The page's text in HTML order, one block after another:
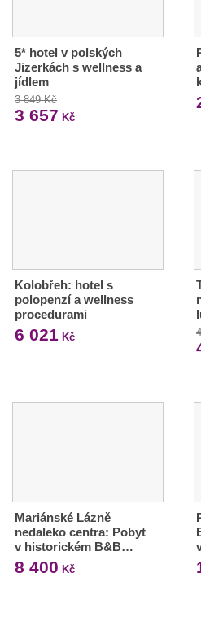
5* hotel v polských
Jizerkách s wellness a
jídlem
3 849 Kč
3 657 Kč
Kolobřeh: hotel s
polopenzí a wellness
procedurami
6 021 Kč
Mariánské Lázně
nedaleko centra: Pobyt
v historickém B&B…
8 400 Kč